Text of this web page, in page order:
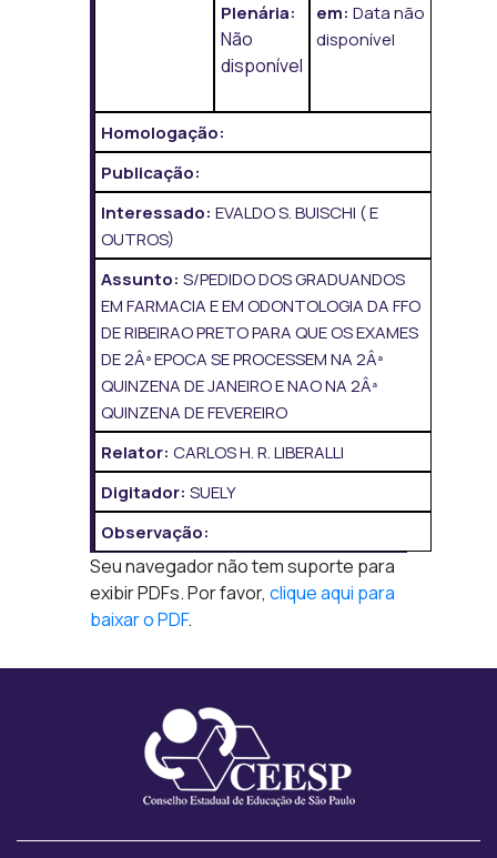
Plenária:
Não
disponível
em: Data não
disponível
Homologação:
Publicação:
Interessado: EVALDO S. BUISCHI ( E
OUTROS)
Assunto: S/PEDIDO DOS GRADUANDOS
EM FARMACIA E EM ODONTOLOGIA DA FFO
DE RIBEIRAO PRETO PARA QUE OS EXAMES
DE 2Âª EPOCA SE PROCESSEM NA 2Âª
QUINZENA DE JANEIRO E NAO NA 2Âª
QUINZENA DE FEVEREIRO
Relator: CARLOS H. R. LIBERALLI
Digitador: SUELY
Observação:
Seu navegador não tem suporte para
exibir PDFs. Por favor, clique aqui para
baixar o PDF.